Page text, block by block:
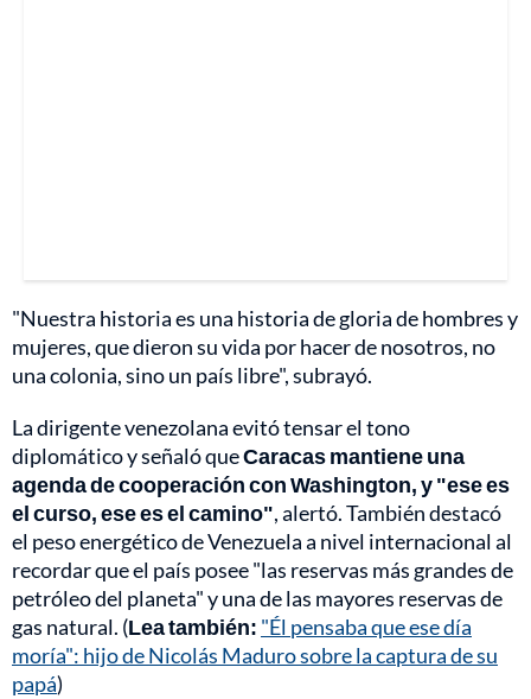
"Nuestra historia es una historia de gloria de hombres y
mujeres, que dieron su vida por hacer de nosotros, no
una colonia, sino un país libre", subrayó.
La dirigente venezolana evitó tensar el tono
diplomático y señaló queCaracas mantiene una
agenda de cooperación con Washington, y "ese es
el curso, ese es el camino", alertó. También destacó
el peso energético de Venezuela a nivel internacional al
recordar que el país posee "las reservas más grandes de
petróleo del planeta" y una de las mayores reservas de
gas natural. (Lea también: "Él pensaba que ese día
moría": hijo de Nicolás Maduro sobre la captura de su
papá)